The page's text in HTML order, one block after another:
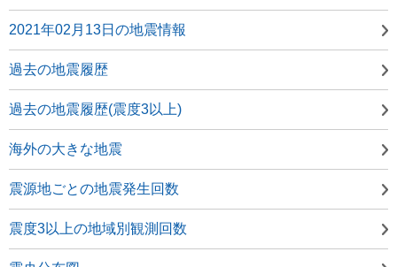
2021年02月13日の地震情報
過去の地震履歴
過去の地震履歴(震度3以上)
海外の大きな地震
震源地ごとの地震発生回数
震度3以上の地域別観測回数